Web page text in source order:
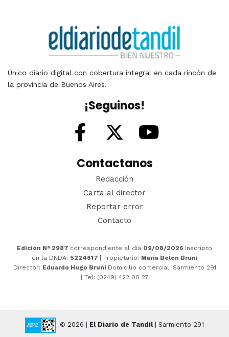
Único diario digital con cobertura integral en cada rincón de
la provincia de Buenos Aires.
¡Seguinos!
Contactanos
Redacción
Carta al director
Reportar error
Contacto
Edición Nº 2987 correspondiente al día 09/08/2026 Inscripto
en la DNDA: 5224617 | Propietario: María Belen Bruni
Director: Eduardo Hugo Bruni Domicilio comercial: Sarmiento 291
| Tel: (0249) 422 00 27
© 2026 | El Diario de Tandil| Sarmiento 291